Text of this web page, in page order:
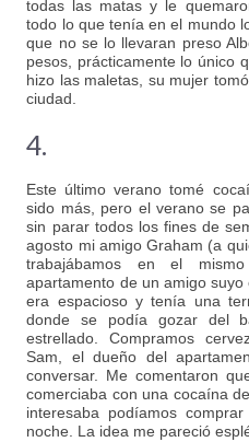
todas las matas y le
todo lo que tenía en el mundo
que no se lo llevaran preso
pesos, prácticamente lo único
hizo las maletas, su mujer
ciudad.
4.
Este último verano tomé
sido más, pero el verano se
sin parar todos los fines de
agosto mi amigo Graham (a
trabajábamos en el
apartamento de un amigo
era espacioso y tenía una
donde se podía gozar del
estrellado. Compramos
Sam, el dueño del
conversar. Me comentaron
comerciaba con una cocaína
interesaba podíamos
noche. La idea me pareció